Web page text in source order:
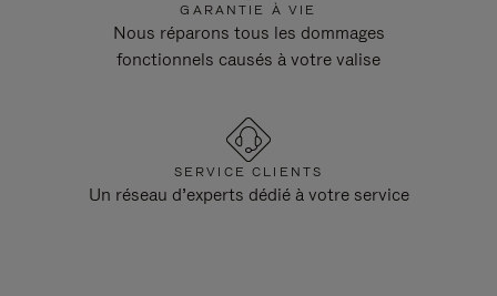
GARANTIE À VIE
Nous réparons tous les dommages
fonctionnels causés à votre valise
SERVICE CLIENTS
Un réseau d’experts dédié à votre service